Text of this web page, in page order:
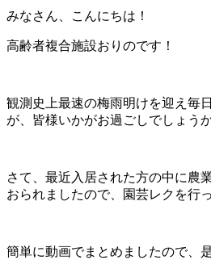
みなさん、こんにちは！
高齢者複合施設おりのです！
観測史上最速の梅雨明けを迎え毎
が、皆様いかがお過ごしでしょうか
さて、最近入居された方の中に農
おられましたので、園芸レクを行
簡単に動画でまとめましたので、